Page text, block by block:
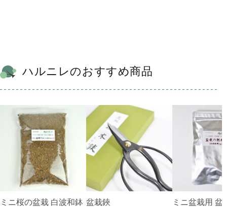
ハルニレのおすすめ商品
ミニ桜の盆栽 白波和鉢 盆栽鋏
ミニ盆栽用 盆